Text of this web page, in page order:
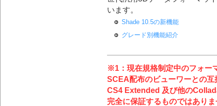
います。
Shade 10.5の新機能
グレード別機能紹介
※1：現在規格制定中のフォー
SCEA配布のビューワーとの
CS4 Extended 及び他の
完全に保証するものではあり